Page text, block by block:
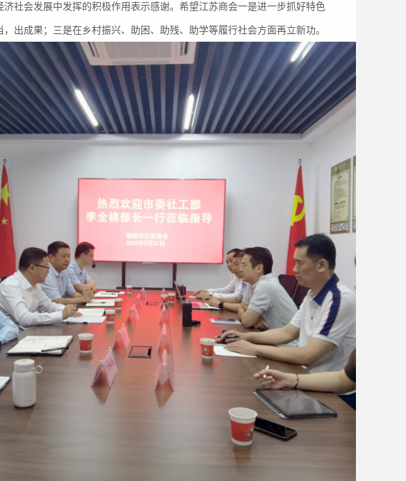
社会发展中发挥的积极作用表示感谢。希望江苏商会一是进一步抓好特色
出成果；三是在乡村振兴、助困、助残、助学等履行社会方面再立新功。